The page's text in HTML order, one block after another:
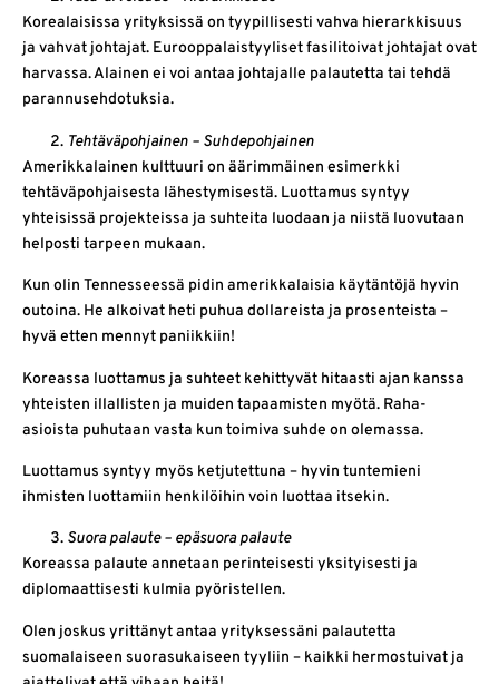
Korealaisissa yrityksissä on tyypillisesti vahva hierarkkisuus
ja vahvat johtajat. Eurooppalaistyyliset fasilitoivat johtajat ovat
harvassa. Alainen ei voi antaa johtajalle palautetta tai tehdä
parannusehdotuksia.
Tehtäväpohjainen – Suhdepohjainen
Amerikkalainen kulttuuri on äärimmäinen esimerkki
tehtäväpohjaisesta lähestymisestä. Luottamus syntyy
yhteisissä projekteissa ja suhteita luodaan ja niistä luovutaan
helposti tarpeen mukaan.
Kun olin Tennesseessä pidin amerikkalaisia käytäntöjä hyvin
outoina. He alkoivat heti puhua dollareista ja prosenteista –
hyvä etten mennyt paniikkiin!
Koreassa luottamus ja suhteet kehittyvät hitaasti ajan kanssa
yhteisten illallisten ja muiden tapaamisten myötä. Raha-
asioista puhutaan vasta kun toimiva suhde on olemassa.
Luottamus syntyy myös ketjutettuna – hyvin tuntemieni
ihmisten luottamiin henkilöihin voin luottaa itsekin.
Suora palaute – epäsuora palaute
Koreassa palaute annetaan perinteisesti yksityisesti ja
diplomaattisesti kulmia pyöristellen.
Olen joskus yrittänyt antaa yrityksessäni palautetta
suomalaiseen suorasukaiseen tyyliin – kaikki hermostuivat ja